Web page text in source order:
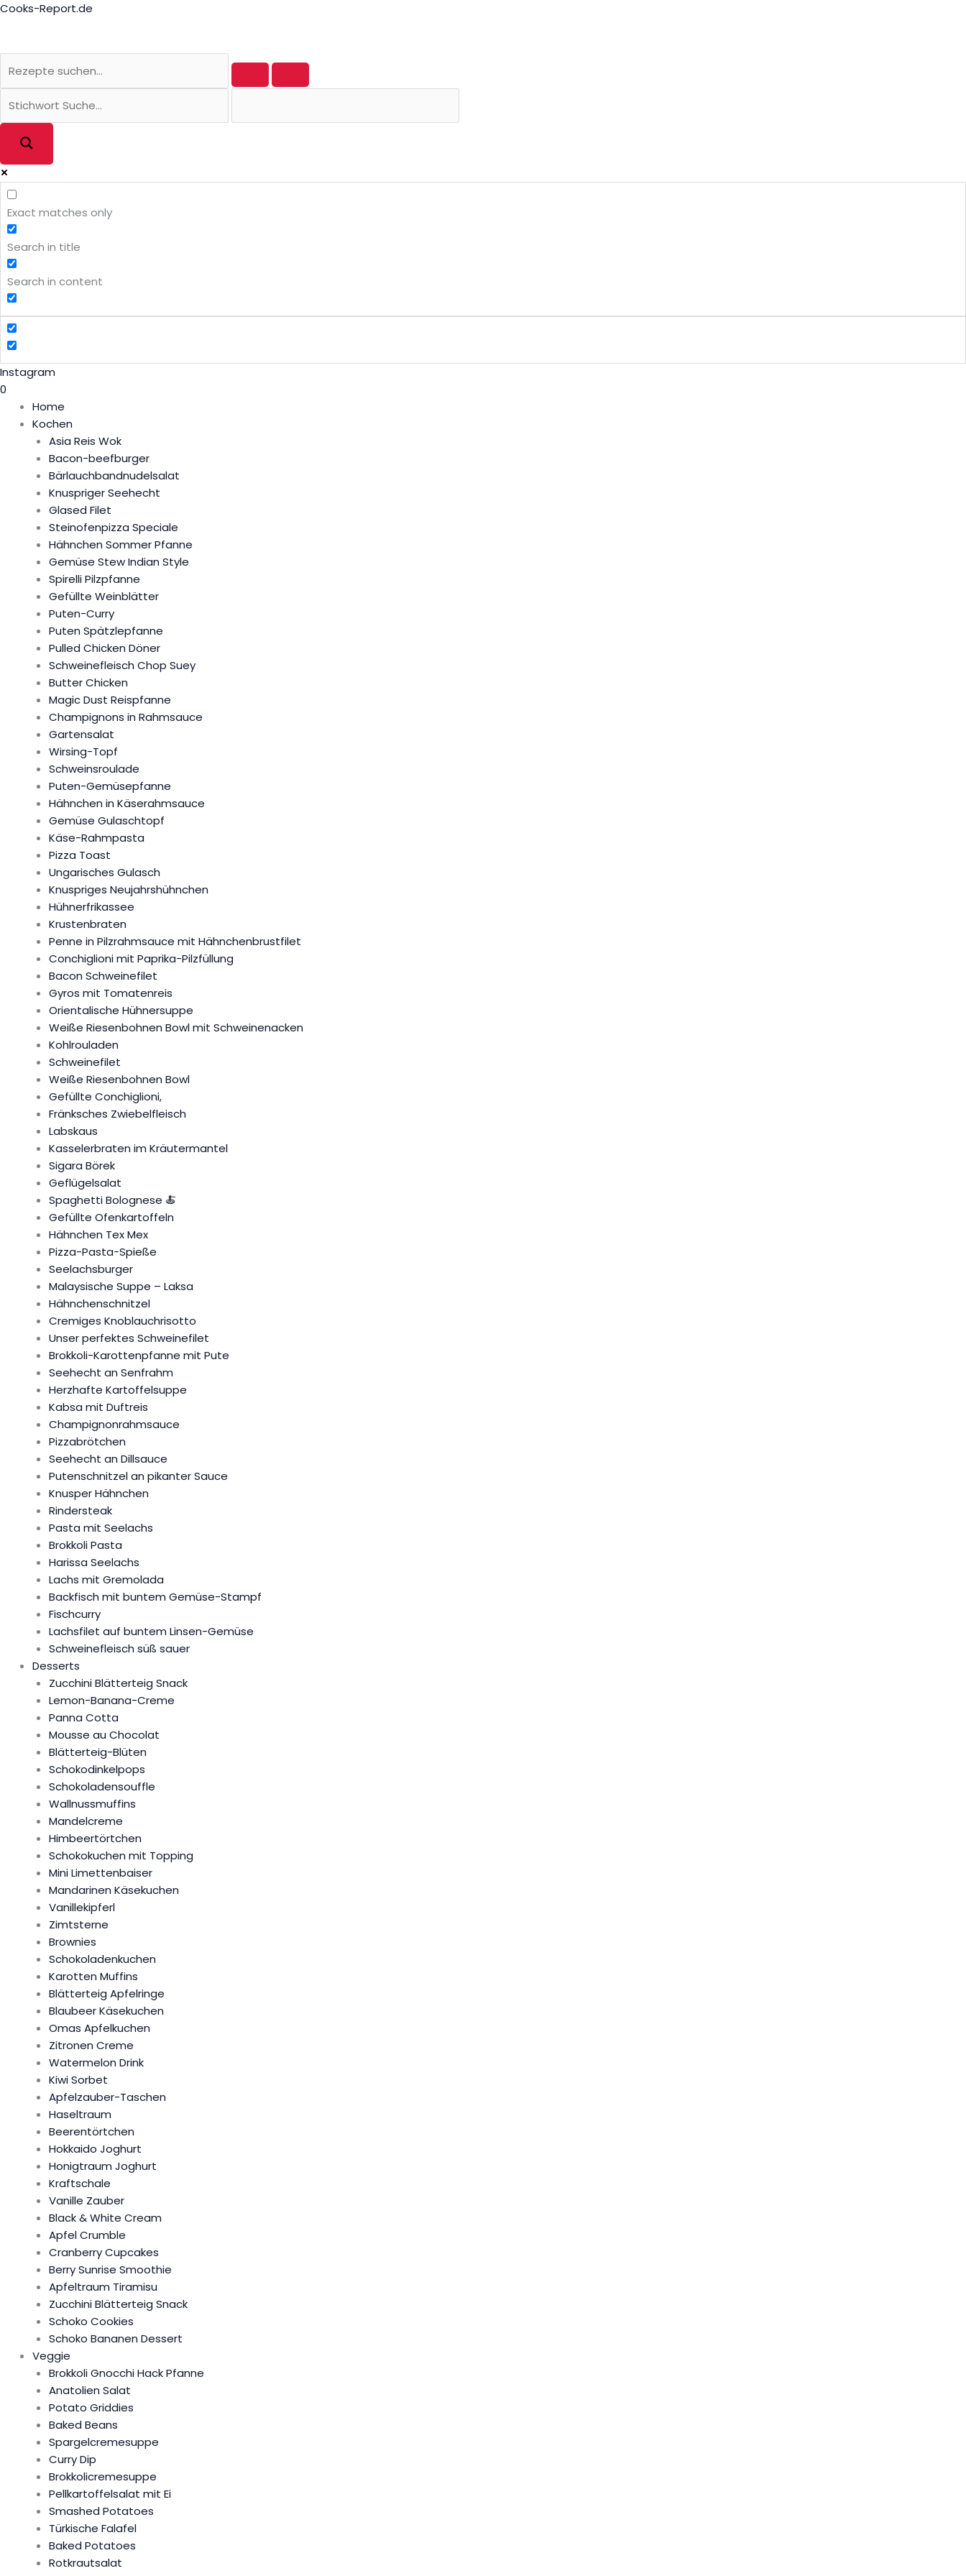
Zum
Cooks-Report.de
Exact matches only
Search in title
Search in content
Instagram
0
Home
Kochen
Asia Reis Wok
Bacon-beefburger
Bärlauchbandnudelsalat
Knuspriger Seehecht
Glased Filet
Steinofenpizza Speciale
Hähnchen Sommer Pfanne
Gemüse Stew Indian Style
Spirelli Pilzpfanne
Gefüllte Weinblätter
Puten-Curry
Puten Spätzlepfanne
Pulled Chicken Döner
Schweinefleisch Chop Suey
Butter Chicken
Magic Dust Reispfanne
Champignons in Rahmsauce
Gartensalat
Wirsing-Topf
Schweinsroulade
Puten-Gemüsepfanne
Hähnchen in Käserahmsauce
Gemüse Gulaschtopf
Käse-Rahmpasta
Pizza Toast
Ungarisches Gulasch
Knuspriges Neujahrshühnchen
Hühnerfrikassee
Krustenbraten
Penne in Pilzrahmsauce mit Hähnchenbrustfilet
Conchiglioni mit Paprika-Pilzfüllung
Bacon Schweinefilet
Gyros mit Tomatenreis
Orientalische Hühnersuppe
Weiße Riesenbohnen Bowl mit Schweinenacken
Kohlrouladen
Schweinefilet
Weiße Riesenbohnen Bowl
Gefüllte Conchiglioni,
Fränksches Zwiebelfleisch
Labskaus
Kasselerbraten im Kräutermantel
Sigara Börek
Geflügelsalat
Spaghetti Bolognese 🍝
Gefüllte Ofenkartoffeln
Hähnchen Tex Mex
Pizza-Pasta-Spieße
Seelachsburger
Malaysische Suppe – Laksa
Hähnchenschnitzel
Cremiges Knoblauchrisotto
Unser perfektes Schweinefilet
Brokkoli-Karottenpfanne mit Pute
Seehecht an Senfrahm
Herzhafte Kartoffelsuppe
Kabsa mit Duftreis
Champignonrahmsauce
Pizzabrötchen
Seehecht an Dillsauce
Putenschnitzel an pikanter Sauce
Knusper Hähnchen
Rindersteak
Pasta mit Seelachs
Brokkoli Pasta
Harissa Seelachs
Lachs mit Gremolada
Backfisch mit buntem Gemüse-Stampf
Fischcurry
Lachsfilet auf buntem Linsen-Gemüse
Schweinefleisch süß sauer
Desserts
Zucchini Blätterteig Snack
Lemon-Banana-Creme
Panna Cotta
Mousse au Chocolat
Blätterteig-Blüten
Schokodinkelpops
Schokoladensouffle
Wallnussmuffins
Mandelcreme
Himbeertörtchen
Schokokuchen mit Topping
Mini Limettenbaiser
Mandarinen Käsekuchen
Vanillekipferl
Zimtsterne
Brownies
Schokoladenkuchen
Karotten Muffins
Blätterteig Apfelringe
Blaubeer Käsekuchen
Omas Apfelkuchen
Zitronen Creme
Watermelon Drink
Kiwi Sorbet
Apfelzauber-Taschen
Haseltraum
Beerentörtchen
Hokkaido Joghurt
Honigtraum Joghurt
Kraftschale
Vanille Zauber
Black & White Cream
Apfel Crumble
Cranberry Cupcakes
Berry Sunrise Smoothie
Apfeltraum Tiramisu
Zucchini Blätterteig Snack
Schoko Cookies
Schoko Bananen Dessert
Veggie
Brokkoli Gnocchi Hack Pfanne
Anatolien Salat
Potato Griddies
Baked Beans
Spargelcremesuppe
Curry Dip
Brokkolicremesuppe
Pellkartoffelsalat mit Ei
Smashed Potatoes
Türkische Falafel
Baked Potatoes
Rotkrautsalat